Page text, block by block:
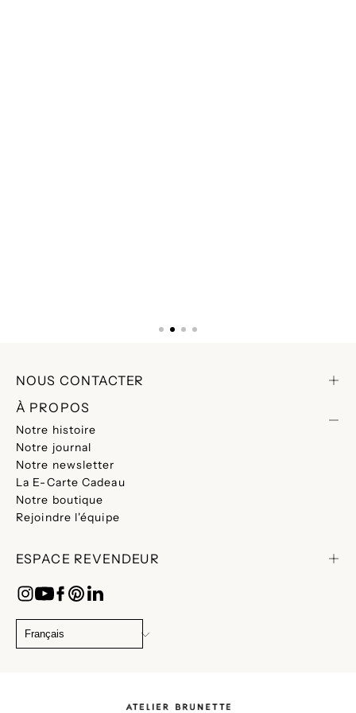
NOUS CONTACTER
À PROPOS
Notre histoire
Notre journal
Notre newsletter
La E-Carte Cadeau
Notre boutique
Rejoindre l'équipe
ESPACE REVENDEUR
DE
LANGUE
Français